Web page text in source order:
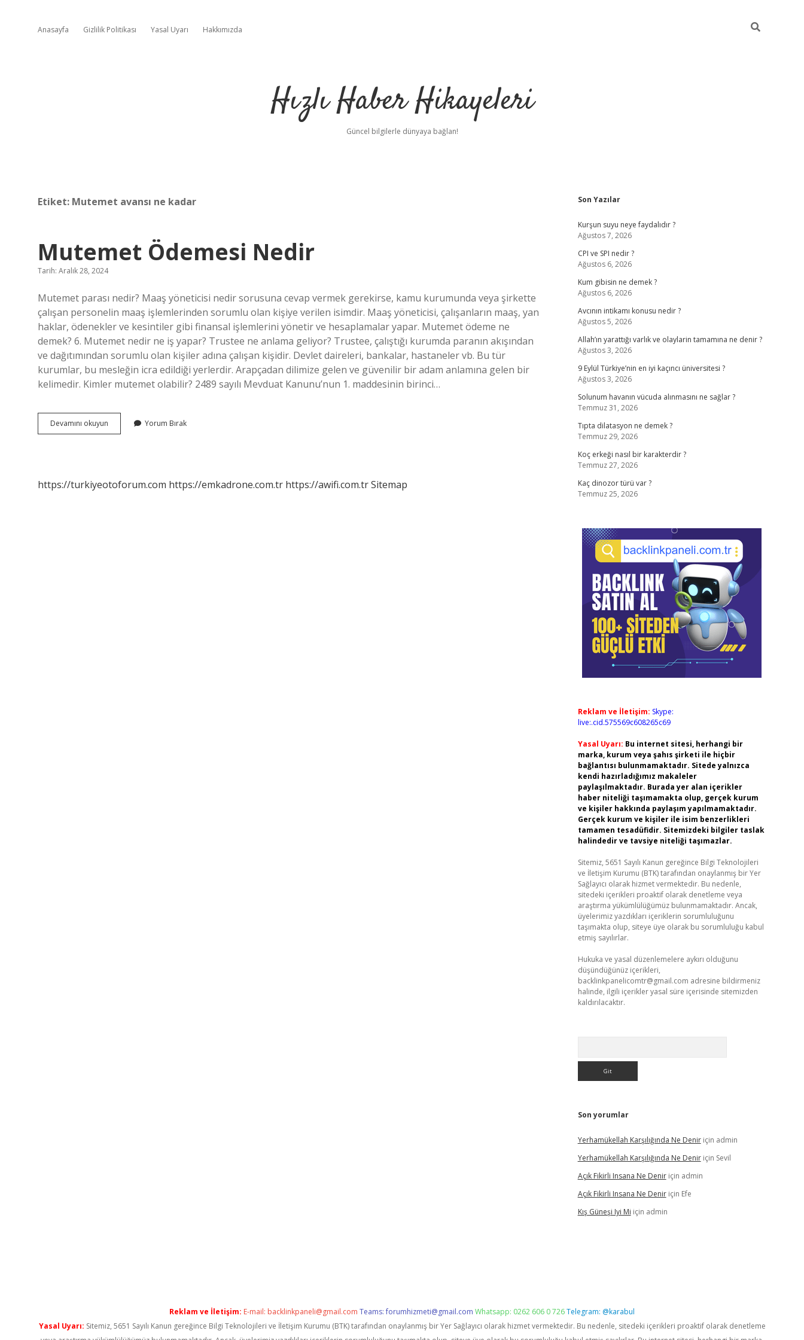
Anasayfa Gizlilik Politikası Yasal Uyarı Hakkımızda
Hızlı Haber Hikayeleri
Güncel bilgilerle dünyaya bağlan!
Etiket: Mutemet avansı ne kadar
Mutemet Ödemesi Nedir
Tarih: Aralık 28, 2024
Mutemet parası nedir? Maaş yöneticisi nedir sorusuna cevap vermek gerekirse, kamu kurumunda veya şirkette
çalışan personelin maaş işlemlerinden sorumlu olan kişiye verilen isimdir. Maaş yöneticisi, çalışanların maaş, yan
haklar, ödenekler ve kesintiler gibi finansal işlemlerini yönetir ve hesaplamalar yapar. Mutemet ödeme ne
demek? 6. Mutemet nedir ne iş yapar? Trustee ne anlama geliyor? Trustee, çalıştığı kurumda paranın akışından
ve dağıtımından sorumlu olan kişiler adına çalışan kişidir. Devlet daireleri, bankalar, hastaneler vb. Bu tür
kurumlar, bu mesleğin icra edildiği yerlerdir. Arapçadan dilimize gelen ve güvenilir bir adam anlamına gelen bir
kelimedir. Kimler mutemet olabilir? 2489 sayılı Mevduat Kanunu’nun 1. maddesinin birinci…
Devamını okuyun Mutemet
Ödemesi
Yorum Bırak
https://turkiyeotoforum.com https://emkadrone.com.tr https://awifi.com.trSitemap
Sidebar
Son Yazılar
Kurşun suyu neye faydalıdır ?
Ağustos 7, 2026
CPI ve SPI nedir ?
Ağustos 6, 2026
Kum gibisin ne demek ?
Ağustos 6, 2026
Avcının intikamı konusu nedir ?
Ağustos 5, 2026
Allah’ın yarattığı varlık ve olaylarin tamamına ne denir ?
Ağustos 3, 2026
9 Eylül Türkiye’nin en iyi kaçıncı üniversitesi ?
Ağustos 3, 2026
Solunum havanın vücuda alınmasını ne sağlar ?
Temmuz 31, 2026
Tıpta dilatasyon ne demek ?
Temmuz 29, 2026
Koç erkeği nasıl bir karakterdir ?
Temmuz 27, 2026
Kaç dinozor türü var ?
Temmuz 25, 2026
Reklam ve İletişim: Skype:
live:.cid.575569c608265c69
Yasal Uyarı: Bu internet sitesi, herhangi bir
marka, kurum veya şahıs şirketi ile hiçbir
bağlantısı bulunmamaktadır. Sitede yalnızca
kendi hazırladığımız makaleler
paylaşılmaktadır. Burada yer alan içerikler
haber niteliği taşımamakta olup, gerçek kurum
ve kişiler hakkında paylaşım yapılmamaktadır.
Gerçek kurum ve kişiler ile isim benzerlikleri
tamamen tesadüfidir. Sitemizdeki bilgiler taslak
halindedir ve tavsiye niteliği taşımazlar.
Sitemiz, 5651 Sayılı Kanun gereğince Bilgi Teknolojileri
ve İletişim Kurumu (BTK) tarafından onaylanmış bir Yer
Sağlayıcı olarak hizmet vermektedir. Bu nedenle,
sitedeki içerikleri proaktif olarak denetleme veya
araştırma yükümlülüğümüz bulunmamaktadır. Ancak,
üyelerimiz yazdıkları içeriklerin sorumluluğunu
taşımakta olup, siteye üye olarak bu sorumluluğu kabul
etmiş sayılırlar.
Hukuka ve yasal düzenlemelere aykırı olduğunu
düşündüğünüz içerikleri,
backlinkpanelicomtr@gmail.com adresine bildirmeniz
halinde, ilgili içerikler yasal süre içerisinde sitemizden
kaldırılacaktır.
Son yorumlar
Yerhamükellah Karşılığında Ne Deniriçin admin
Yerhamükellah Karşılığında Ne Deniriçin Sevil
Açık Fikirli Insana Ne Deniriçin admin
Açık Fikirli Insana Ne Deniriçin Efe
Kış Güneşi Iyi Mi için admin
Reklam ve İletişim: E-mail: backlinkpaneli@gmail.com Teams:forumhizmeti@gmail.com Whatsapp: 0262 606 0 726Telegram: @karabul
Yasal Uyarı: Sitemiz, 5651 Sayılı Kanun gereğince Bilgi Teknolojileri ve İletişim Kurumu (BTK) tarafından onaylanmış bir Yer Sağlayıcı olarak hizmet vermektedir. Bu nedenle, sitedeki içerikleri proaktif olarak denetleme